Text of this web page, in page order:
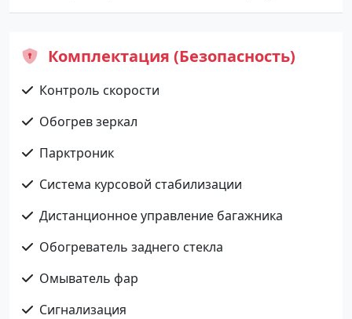
Комплектация (Безопасность)
Контроль скорости
Обогрев зеркал
Парктроник
Система курсовой стабилизации
Дистанционное управление багажника
Обогреватель заднего стекла
Омыватель фар
Сигнализация